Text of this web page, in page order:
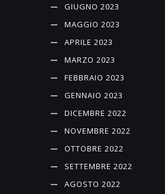
GIUGNO 2023
MAGGIO 2023
APRILE 2023
MARZO 2023
FEBBRAIO 2023
GENNAIO 2023
DICEMBRE 2022
NOVEMBRE 2022
OTTOBRE 2022
SETTEMBRE 2022
AGOSTO 2022